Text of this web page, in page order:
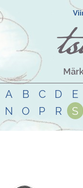
A B C D E
N
O P R S
Tsitaadid